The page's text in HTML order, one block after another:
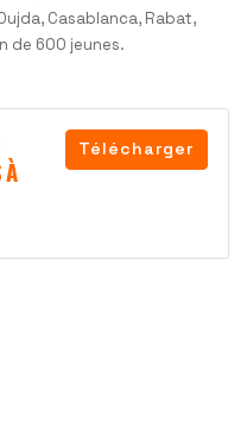
Casablanca, Rabat,
de 600 jeunes.
À
Télécharger